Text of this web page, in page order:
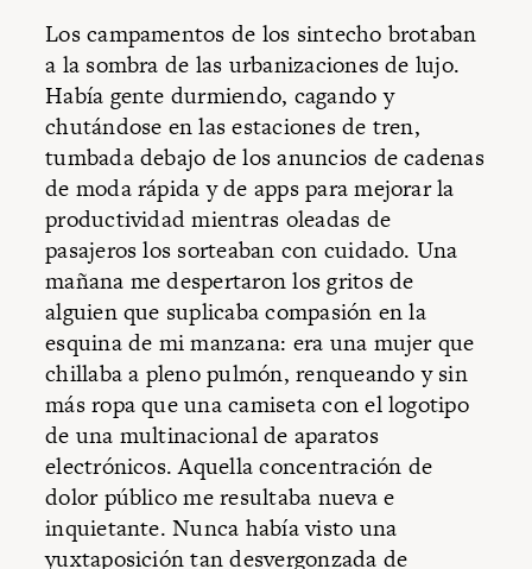
Los campamentos de los sintecho brotaban
a la sombra de las urbanizaciones de lujo.
Había gente durmiendo, cagando y
chutándose en las estaciones de tren,
tumbada debajo de los anuncios de cadenas
de moda rápida y de apps para mejorar la
productividad mientras oleadas de
pasajeros los sorteaban con cuidado. Una
mañana me despertaron los gritos de
alguien que suplicaba compasión en la
esquina de mi manzana: era una mujer que
chillaba a pleno pulmón, renqueando y sin
más ropa que una camiseta con el logotipo
de una multinacional de aparatos
electrónicos. Aquella concentración de
dolor público me resultaba nueva e
inquietante. Nunca había visto una
yuxtaposición tan desvergonzada de